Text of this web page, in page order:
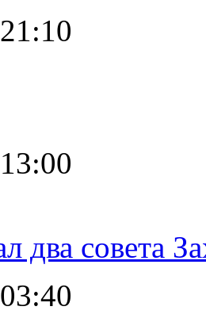
два совета